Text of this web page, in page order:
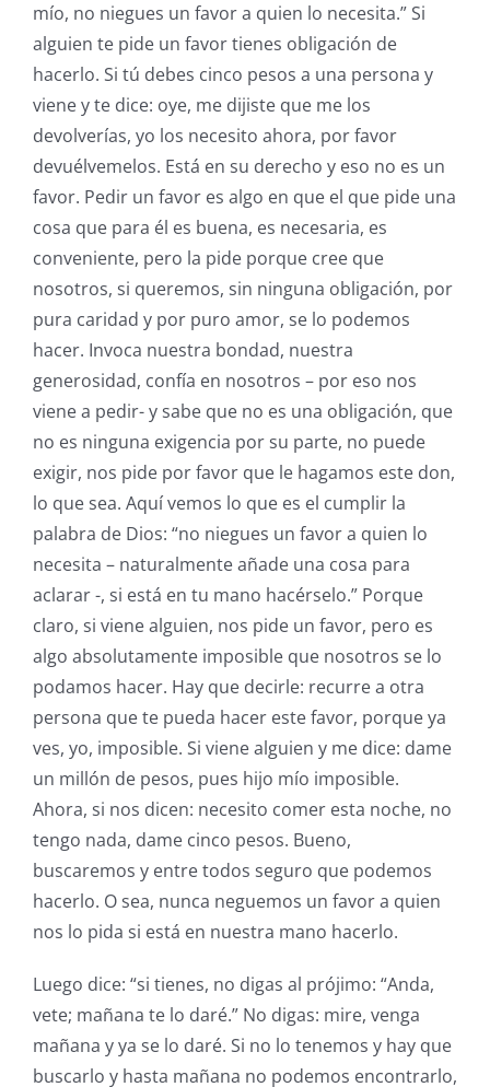
mío, no niegues un favor a quien lo necesita.” Si
alguien te pide un favor tienes obligación de
hacerlo. Si tú debes cinco pesos a una persona y
viene y te dice: oye, me dijiste que me los
devolverías, yo los necesito ahora, por favor
devuélvemelos. Está en su derecho y eso no es un
favor. Pedir un favor es algo en que el que pide una
cosa que para él es buena, es necesaria, es
conveniente, pero la pide porque cree que
nosotros, si queremos, sin ninguna obligación, por
pura caridad y por puro amor, se lo podemos
hacer. Invoca nuestra bondad, nuestra
generosidad, confía en nosotros – por eso nos
viene a pedir- y sabe que no es una obligación, que
no es ninguna exigencia por su parte, no puede
exigir, nos pide por favor que le hagamos este don,
lo que sea. Aquí vemos lo que es el cumplir la
palabra de Dios: “no niegues un favor a quien lo
necesita – naturalmente añade una cosa para
aclarar -, si está en tu mano hacérselo.” Porque
claro, si viene alguien, nos pide un favor, pero es
algo absolutamente imposible que nosotros se lo
podamos hacer. Hay que decirle: recurre a otra
persona que te pueda hacer este favor, porque ya
ves, yo, imposible. Si viene alguien y me dice: dame
un millón de pesos, pues hijo mío imposible.
Ahora, si nos dicen: necesito comer esta noche, no
tengo nada, dame cinco pesos. Bueno,
buscaremos y entre todos seguro que podemos
hacerlo. O sea, nunca neguemos un favor a quien
nos lo pida si está en nuestra mano hacerlo.
Luego dice: “si tienes, no digas al prójimo: “Anda,
vete; mañana te lo daré.” No digas: mire, venga
mañana y ya se lo daré. Si no lo tenemos y hay que
buscarlo y hasta mañana no podemos encontrarlo,